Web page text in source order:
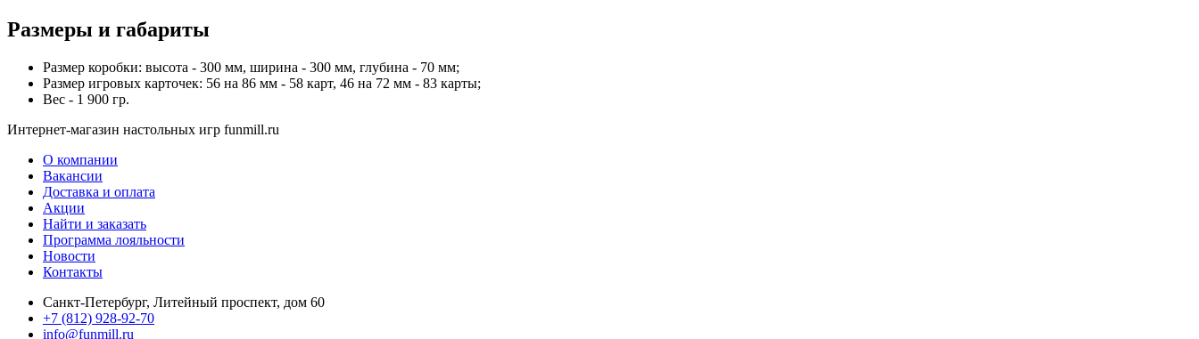
Размеры и габариты
Размер коробки: высота - 300 мм, ширина - 300 мм, глубина - 70 мм;
Размер игровых карточек: 56 на 86 мм - 58 карт, 46 на 72 мм - 83 карты;
Вес - 1 900 гр.
Интернет-магазин настольных игр funmill.ru
О компании
Вакансии
Доставка и оплата
Акции
Найти и заказать
Программа лояльности
Новости
Контакты
Санкт-Петербург, Литейный проспект, дом 60
+7 (812) 928-92-70
info@funmill.ru